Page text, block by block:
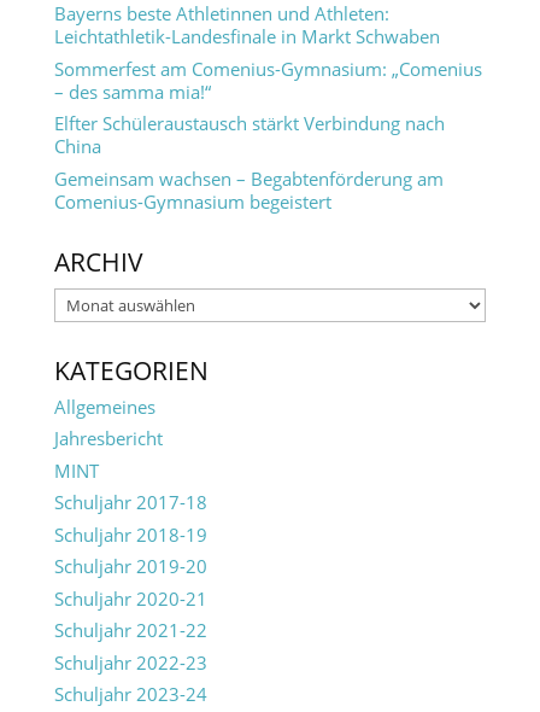
Bayerns beste Athletinnen und Athleten:
Leichtathletik-Landesfinale in Markt Schwaben
Sommerfest am Comenius-Gymnasium: „Comenius
– des samma mia!“
Elfter Schüleraustausch stärkt Verbindung nach
China
Gemeinsam wachsen – Begabtenförderung am
Comenius-Gymnasium begeistert
ARCHIV
Archiv
KATEGORIEN
Allgemeines
Jahresbericht
MINT
Schuljahr 2017-18
Schuljahr 2018-19
Schuljahr 2019-20
Schuljahr 2020-21
Schuljahr 2021-22
Schuljahr 2022-23
Schuljahr 2023-24